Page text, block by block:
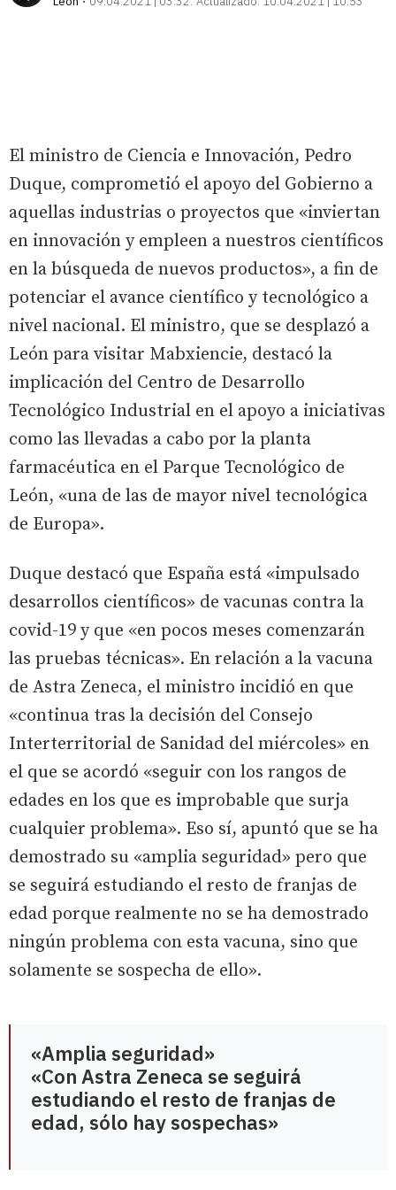
El ministro de Ciencia e Innovación, Pedro
Duque, comprometió el apoyo del Gobierno a
aquellas industrias o proyectos que «inviertan
en innovación y empleen a nuestros científicos
en la búsqueda de nuevos productos», a fin de
potenciar el avance científico y tecnológico a
nivel nacional. El ministro, que se desplazó a
León para visitar Mabxiencie, destacó la
implicación del Centro de Desarrollo
Tecnológico Industrial en el apoyo a iniciativas
como las llevadas a cabo por la planta
farmacéutica en el Parque Tecnológico de
León, «una de las de mayor nivel tecnológica
de Europa».
Duque destacó que España está «impulsado
desarrollos científicos» de vacunas contra la
covid-19 y que «en pocos meses comenzarán
las pruebas técnicas». En relación a la vacuna
de Astra Zeneca, el ministro incidió en que
«continua tras la decisión del Consejo
Interterritorial de Sanidad del miércoles» en
el que se acordó «seguir con los rangos de
edades en los que es improbable que surja
cualquier problema». Eso sí, apuntó que se ha
demostrado su «amplia seguridad» pero que
se seguirá estudiando el resto de franjas de
edad porque realmente no se ha demostrado
ningún problema con esta vacuna, sino que
solamente se sospecha de ello».
«Amplia seguridad»
«Con Astra Zeneca se seguirá
estudiando el resto de franjas de
edad, sólo hay sospechas»